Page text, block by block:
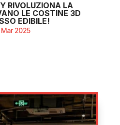
RIVOLUZIONA LA
LE COSTINE 3D
EDIBILE!
Mar 2025